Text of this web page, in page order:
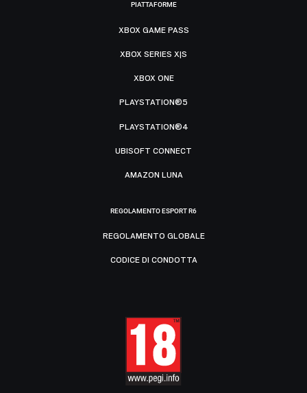
PIATTAFORME
XBOX GAME PASS
XBOX SERIES X|S
XBOX ONE
PLAYSTATION®5
PLAYSTATION®4
UBISOFT CONNECT
AMAZON LUNA
REGOLAMENTO ESPORT R6
REGOLAMENTO GLOBALE
CODICE DI CONDOTTA